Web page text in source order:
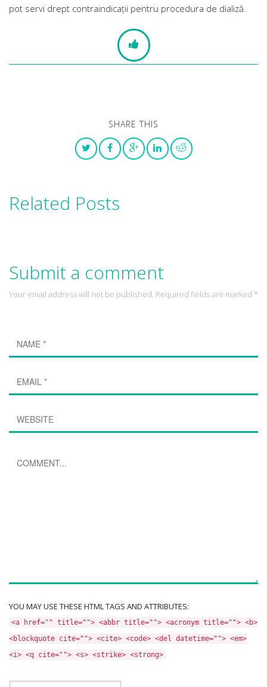
pot servi drept contraindicaţii pentru procedura de dializă.
SHARE THIS
Related Posts
Submit a comment
Your email address will not be published. Required fields are marked *
YOU MAY USE THESE HTML TAGS AND ATTRIBUTES:
<a href="" title=""> <abbr title=""> <acronym title=""> <b>
<blockquote cite=""> <cite> <code> <del datetime=""> <em>
<i> <q cite=""> <s> <strike> <strong>